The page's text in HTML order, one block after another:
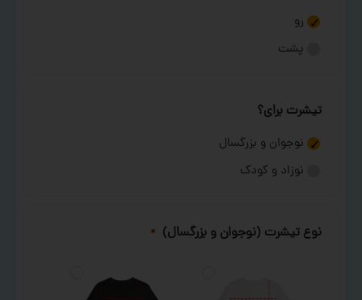
رو
پشت
تیشرت برای؟
نوجوان و بزرگسال
نوزاد و کودک
نوع تیشرت (نوجوان و بزرگسال) *